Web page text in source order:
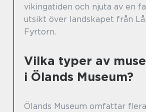
vikingatiden och njuta av en
utsikt över landskapet från
Fyrtorn.
Vilka typer av
i Ölands Museum?
Ölands Museum omfattar